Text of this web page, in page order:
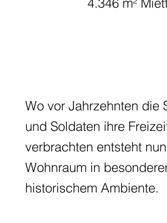
Wo vor Jahrzehnten die
und Soldaten ihre
verbrachten entsteht
Wohnraum in
historischem Ambiente.